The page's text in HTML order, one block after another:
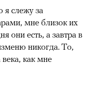
я слежу за
мне близок их
они есть, а завтра в
никогда. То,
как мне